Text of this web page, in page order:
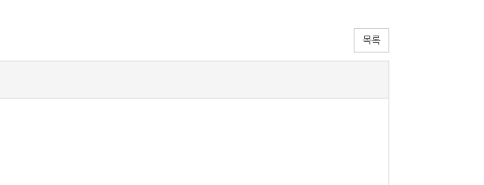
목록